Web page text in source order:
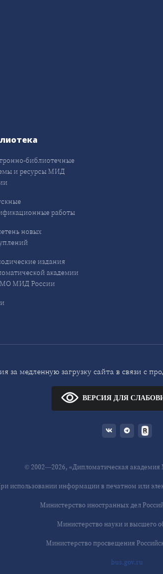
библиотечные
и ресурсы МИД
работы
новых
издания
академии
МИД России
за медленную загрузку сайта в связи с
ВЕРСИЯ ДЛЯ
© 2002—2026, «Дипломатическая
использовании информации в печатном или
Министерство иностранных дел
Министерство науки и высшего
Министерство просвещения
bus.gov.ru